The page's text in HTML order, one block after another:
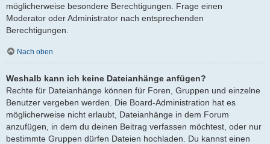
möglicherweise besondere Berechtigungen. Frage einen
Moderator oder Administrator nach entsprechenden
Berechtigungen.
Nach oben
Weshalb kann ich keine Dateianhänge anfügen?
Rechte für Dateianhänge können für Foren, Gruppen und einzelne
Benutzer vergeben werden. Die Board-Administration hat es
möglicherweise nicht erlaubt, Dateianhänge in dem Forum
anzufügen, in dem du deinen Beitrag verfassen möchtest, oder nur
bestimmte Gruppen dürfen Dateien hochladen. Du kannst einen